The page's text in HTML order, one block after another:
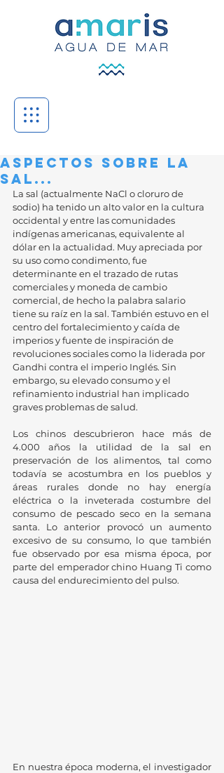
Aspectos sobre la
sal...
La sal (actualmente NaCl o cloruro de
sodio) ha tenido un alto valor en la cultura
occidental y entre las comunidades
indígenas americanas, equivalente al
dólar en la actualidad. Muy apreciada por
su uso como condimento, fue
determinante en el trazado de rutas
comerciales y moneda de cambio
comercial, de hecho la palabra salario
tiene su raíz en la sal. También estuvo en el
centro del fortalecimiento y caída de
imperios y fuente de inspiración de
revoluciones sociales como la liderada por
Gandhi contra el imperio Inglés. Sin
embargo, su elevado consumo y el
refinamiento industrial han implicado
graves problemas de salud.
Los chinos descubrieron hace más de
4.000 años la utilidad de la sal en
preservación de los alimentos, tal como
todavía se acostumbra en los pueblos y
áreas rurales donde no hay energía
eléctrica o la inveterada costumbre del
consumo de pescado seco en la semana
santa. Lo anterior provocó un aumento
excesivo de su consumo, lo que también
fue observado por esa misma época, por
parte del emperador chino Huang Ti como
causa del endurecimiento del pulso.
En nuestra época moderna, el investigador